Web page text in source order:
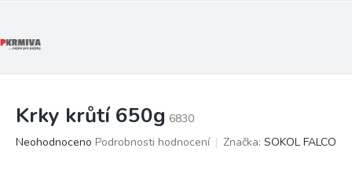
Krky krůtí 650g 6830
Průměrné
Neohodnoceno Podrobnosti hodnocení Značka: SOKOL FALCO